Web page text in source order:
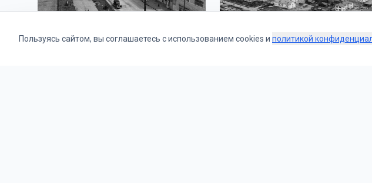
Пользуясь сайтом, вы соглашаетесь с использованием cookies и политикой